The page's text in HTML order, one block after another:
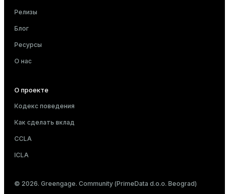
Релизы
Блог
Ресурсы
О нас
О проекте
Кодекс поведения
Как сделать вклад
CCLA
ICLA
© 2026. Greengage. Community (PrimeData d.o.o. Beograd)